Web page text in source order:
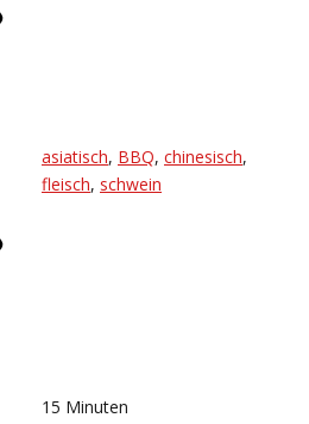
asiatisch, BBQ, chinesisch,
fleisch, schwein
15 Minuten